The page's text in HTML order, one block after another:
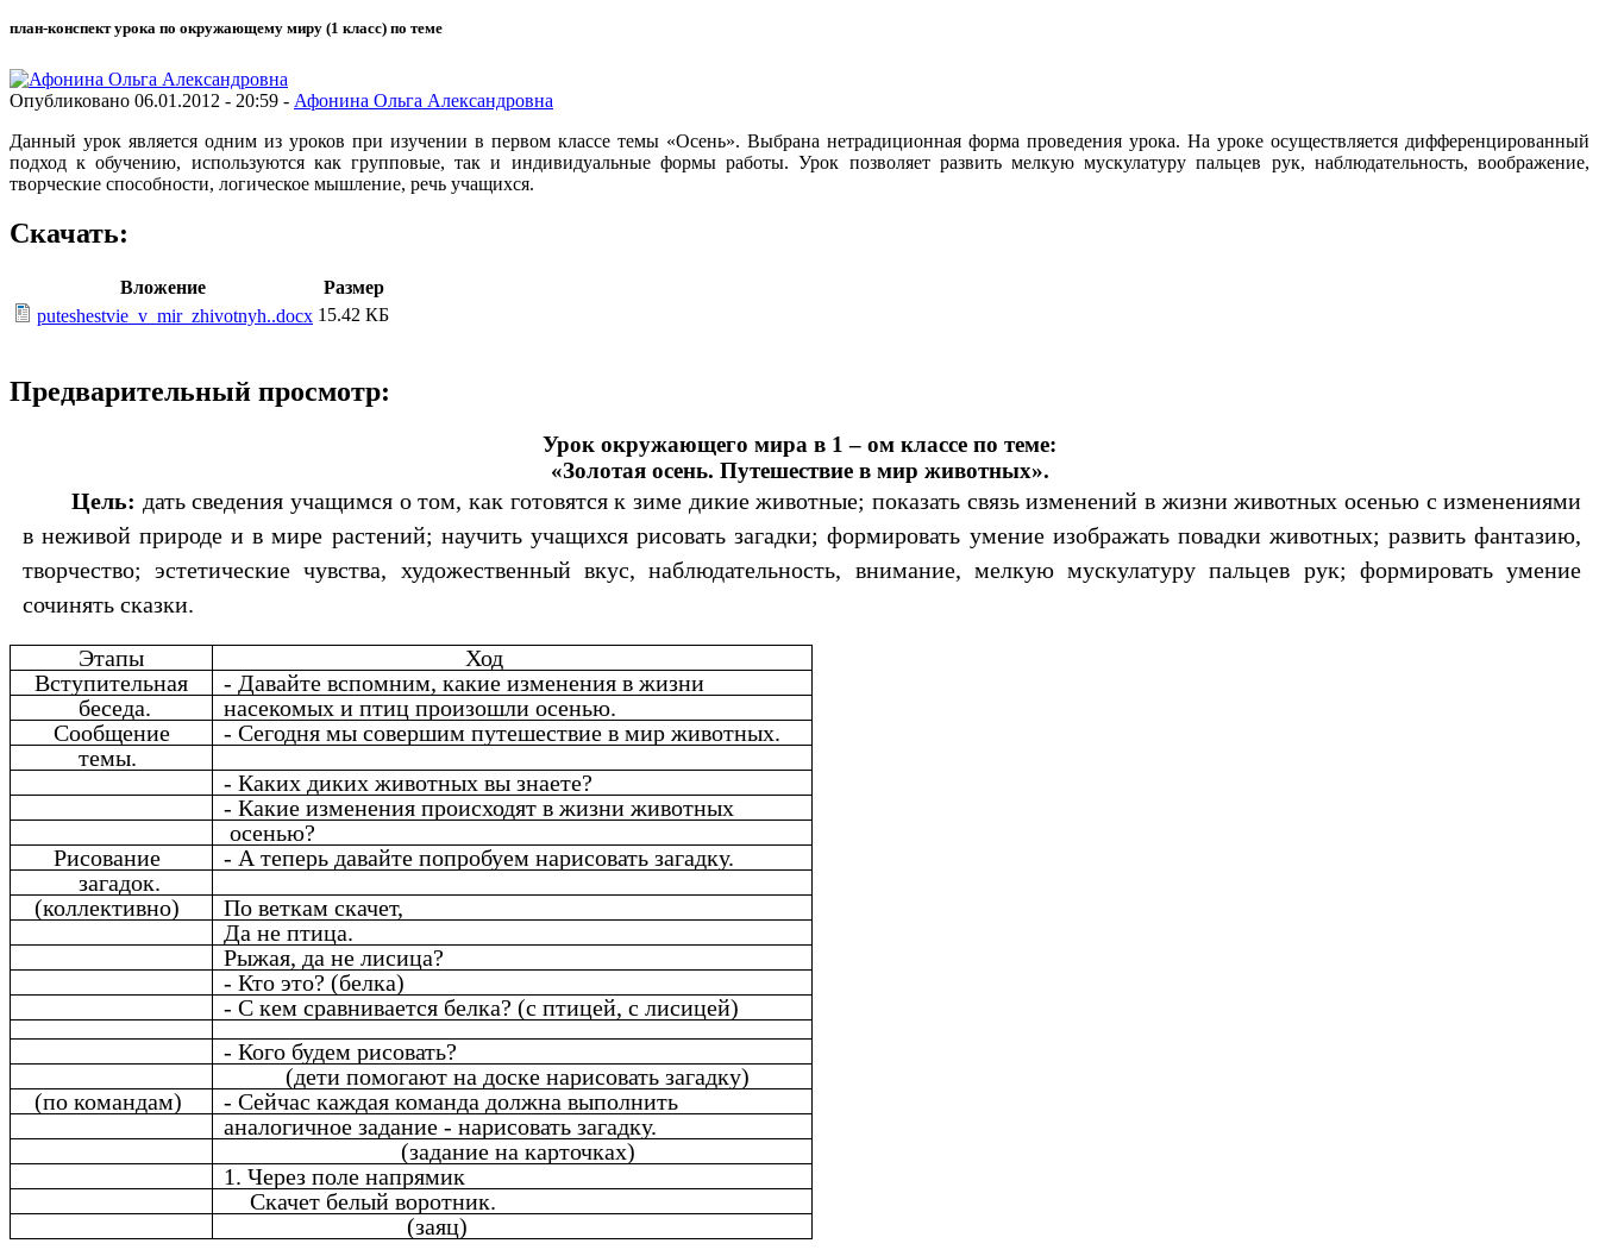
план-конспект урока по окружающему миру (1 класс) по теме
Опубликовано 06.01.2012 - 20:59 - Афонина Ольга Александровна
Данный урок является одним из уроков при изучении в первом классе темы «Осень». Выбрана нетрадиционная форма проведения урока. На уроке осуществляется дифференцированный
подход к обучению, используются как групповые, так и индивидуальные формы работы. Урок позволяет развить мелкую мускулатуру пальцев рук, наблюдательность, воображение,
творческие способности, логическое мышление, речь учащихся.
Скачать:
Вложение
Размер
puteshestvie_v_mir_zhivotnyh..docx 15.42 КБ
Предварительный просмотр:
Урок окружающего мира в 1 – ом классе по теме:
«Золотая осень. Путешествие в мир животных».
Цель: дать сведения учащимся о том, как готовятся к зиме дикие животные; показать связь изменений в жизни животных осенью с изменениями
в неживой природе и в мире растений; научить учащихся рисовать загадки; формировать умение изображать повадки животных; развить фантазию,
творчество; эстетические чувства, художественный вкус, наблюдательность, внимание, мелкую мускулатуру пальцев рук; формировать умение
сочинять сказки.
Этапы
Ход
Вступительная
- Давайте вспомним, какие изменения в жизни
беседа.
насекомых и птиц произошли осенью.
Сообщение
- Сегодня мы совершим путешествие в мир животных.
темы.
- Каких диких животных вы знаете?
- Какие изменения происходят в жизни животных
осенью?
Рисование
- А теперь давайте попробуем нарисовать загадку.
загадок.
(коллективно)
По веткам скачет,
Да не птица.
Рыжая, да не лисица?
- Кто это? (белка)
- С кем сравнивается белка? (с птицей, с лисицей)
- Кого будем рисовать?
(дети помогают на доске нарисовать загадку)
(по командам)
- Сейчас каждая команда должна выполнить
аналогичное задание - нарисовать загадку.
(задание на карточках)
1. Через поле напрямик
Скачет белый воротник.
(заяц)